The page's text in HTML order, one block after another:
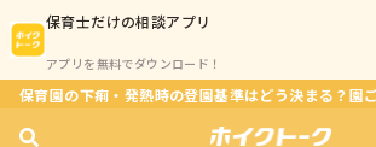
保育士だけの相談アプリ
アプリを無料でダウンロード！
保育園の下痢・発熱時の登園基準はどう決まる？園